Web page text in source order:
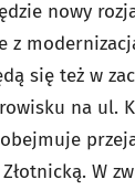
nowy
z
się też w
na ul.
W